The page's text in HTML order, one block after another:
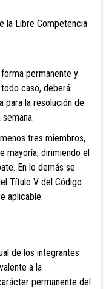
la Libre Competencia
permanente y
caso, deberá
para la resolución de
semana.
tres miembros,
mayoría, dirimiendo el
En lo demás se
Título V del Código
aplicable.
de los integrantes
a la
permanente del